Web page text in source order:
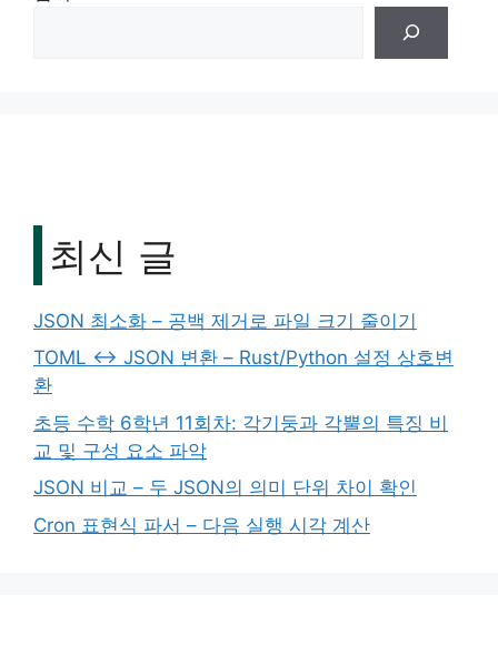
최신 글
JSON 최소화 – 공백 제거로 파일 크기 줄이기
TOML ↔ JSON 변환 – Rust/Python 설정 상호변
환
초등 수학 6학년 11회차: 각기둥과 각뿔의 특징 비
교 및 구성 요소 파악
JSON 비교 – 두 JSON의 의미 단위 차이 확인
Cron 표현식 파서 – 다음 실행 시각 계산